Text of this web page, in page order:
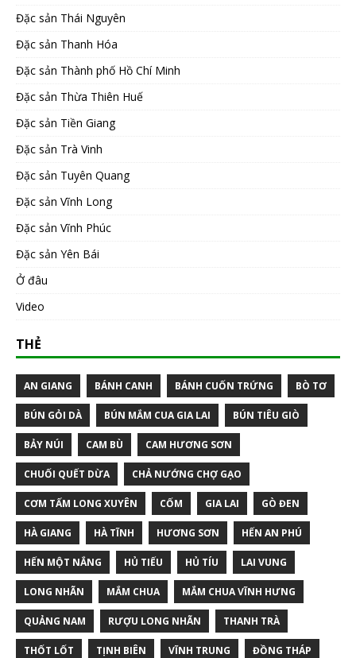
Đặc sản Thái Nguyên
Đặc sản Thanh Hóa
Đặc sản Thành phố Hồ Chí Minh
Đặc sản Thừa Thiên Huế
Đặc sản Tiền Giang
Đặc sản Trà Vinh
Đặc sản Tuyên Quang
Đặc sản Vĩnh Long
Đặc sản Vĩnh Phúc
Đặc sản Yên Bái
Ở đâu
Video
THẺ
AN GIANG BÁNH CANH BÁNH CUỐN TRỨNG BÒ TƠ
BÚN GỎI DÀ BÚN MẮM CUA GIA LAI BÚN TIÊU GIÒ
BẢY NÚI CAM BÙ CAM HƯƠNG SƠN
CHUỐI QUẾT DỪA CHẢ NƯỚNG CHỢ GẠO
CƠM TẤM LONG XUYÊN CỐM GIA LAI GÒ ĐEN
HÀ GIANG HÀ TĨNH HƯƠNG SƠN HẾN AN PHÚ
HẾN MỘT NẮNG HỦ TIẾU HỦ TÍU LAI VUNG
LONG NHÃN MẮM CHUA MẮM CHUA VĨNH HƯNG
QUẢNG NAM RƯỢU LONG NHÃN THANH TRÀ
THỐT LỐT TỊNH BIÊN VĨNH TRUNG ĐỒNG THÁP